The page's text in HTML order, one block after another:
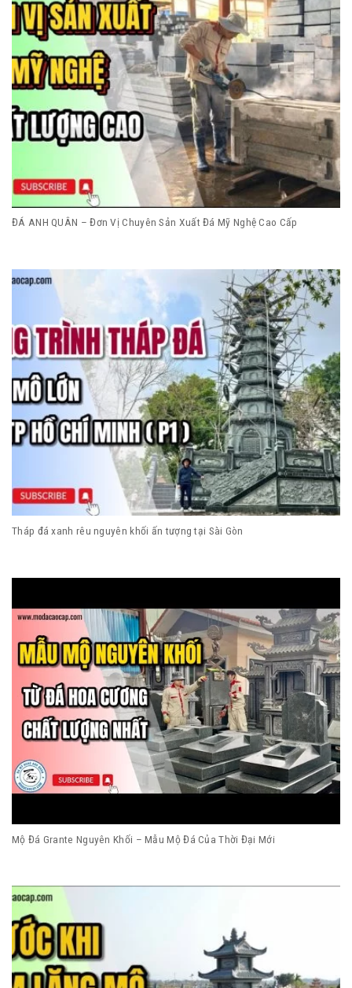
ĐÁ ANH QUÂN – Đơn Vị Chuyên Sản Xuất Đá Mỹ Nghệ Cao Cấp
Tháp đá xanh rêu nguyên khối ấn tượng tại Sài Gòn
Mộ Đá Grante Nguyên Khối – Mẫu Mộ Đá Của Thời Đại Mới